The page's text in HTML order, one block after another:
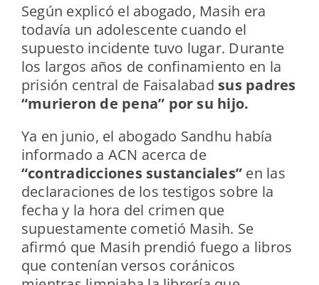
Según explicó el abogado, Masih era
todavía un adolescente cuando el
supuesto incidente tuvo lugar. Durante
los largos años de confinamiento en la
prisión central de Faisalabad sus padres
“murieron de pena” por su hijo.
Ya en junio, el abogado Sandhu había
informado a ACN acerca de
“contradicciones sustanciales” en las
declaraciones de los testigos sobre la
fecha y la hora del crimen que
supuestamente cometió Masih. Se
afirmó que Masih prendió fuego a libros
que contenían versos coránicos